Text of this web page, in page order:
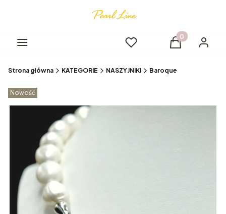
Menu Ulubione Produkty w
Koszyk
Strona główna KATEGORIE NASZYJNIKI Baroque
Etykiety produktu
Nowość